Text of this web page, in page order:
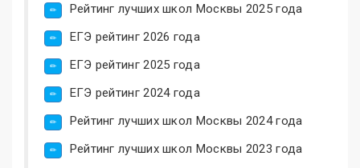
Рейтинг лучших школ Москвы 2025 года
ЕГЭ рейтинг 2026 года
ЕГЭ рейтинг 2025 года
ЕГЭ рейтинг 2024 года
Рейтинг лучших школ Москвы 2024 года
Рейтинг лучших школ Москвы 2023 года